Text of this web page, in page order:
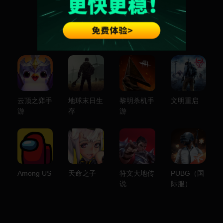
游戏库
云顶之弈手
游
地球末日生
存
黎明杀机手
游
文明重启
Among US 天命之子
符文大地传
说
PUBG（国
际服）